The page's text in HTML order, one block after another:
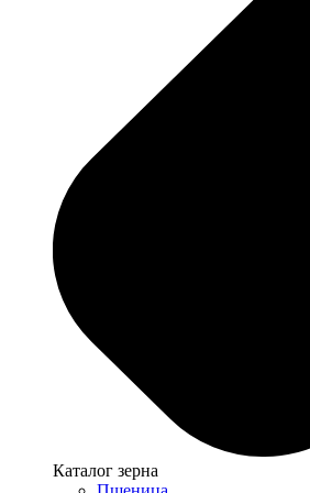
Каталог зерна